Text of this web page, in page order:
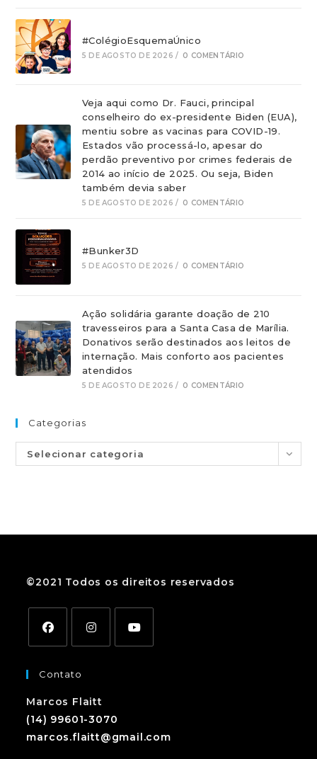
#ColégioEsquemaÚnico
5 DE AGOSTO DE 2026 / 0 COMENTÁRIO
Veja aqui como Dr. Fauci, principal
conselheiro do ex-presidente Biden (EUA),
mentiu sobre as vacinas para COVID-19.
Estados vão processá-lo, apesar do
perdão preventivo por crimes federais de
2014 ao início de 2025. Ou seja, Biden
também devia saber
5 DE AGOSTO DE 2026 / 0 COMENTÁRIO
#Bunker3D
5 DE AGOSTO DE 2026 / 0 COMENTÁRIO
Ação solidária garante doação de 210
travesseiros para a Santa Casa de Marília.
Donativos serão destinados aos leitos de
internação. Mais conforto aos pacientes
atendidos
5 DE AGOSTO DE 2026 / 0 COMENTÁRIO
Categorias
Selecionar categoria
©2021 Todos os direitos reservados
Contato
Marcos Flaitt
(14) 99601-3070
marcos.flaitt@gmail.com